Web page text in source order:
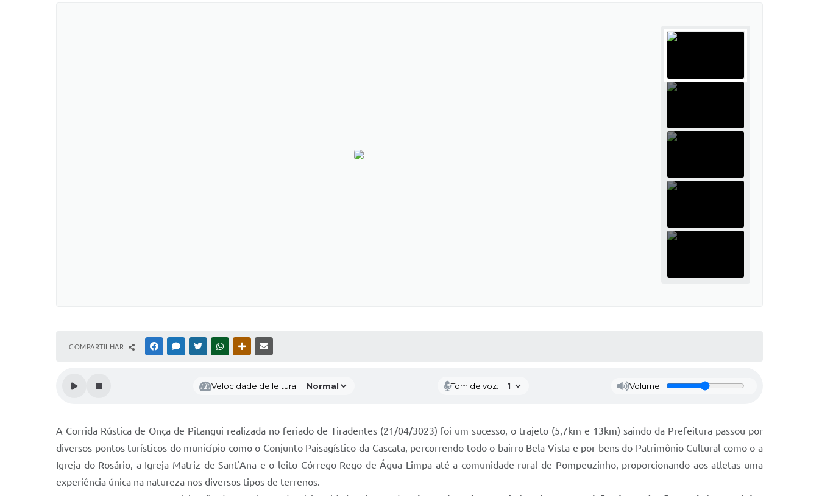
COMPARTILHAR FACEBOOKMESSENGER
TWITTERWHATSAPPOUTRAS MÍDIAS
Velocidade de leitura: Tom de voz: Volume
A Corrida Rústica de Onça de Pitangui realizada no feriado de Tiradentes (21/04/3023) foi um sucesso, o trajeto (5,7km e 13km) saindo da Prefeitura passou por
diversos pontos turísticos do município como o Conjunto Paisagístico da Cascata, percorrendo todo o bairro Bela Vista e por bens do Patrimônio Cultural como o a
Igreja do Rosário, a Igreja Matriz de Sant'Ana e o leito Córrego Rego de Água Limpa até a comunidade rural de Pompeuzinho, proporcionando aos atletas uma
experiência única na natureza nos diversos tipos de terrenos.